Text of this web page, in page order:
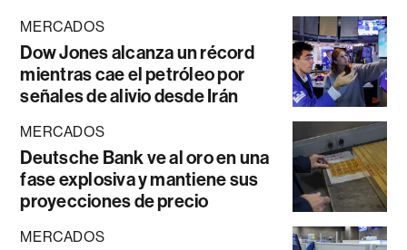
MERCADOS
Dow Jones alcanza un récord
mientras cae el petróleo por
señales de alivio desde Irán
MERCADOS
Deutsche Bank ve al oro en una
fase explosiva y mantiene sus
proyecciones de precio
MERCADOS